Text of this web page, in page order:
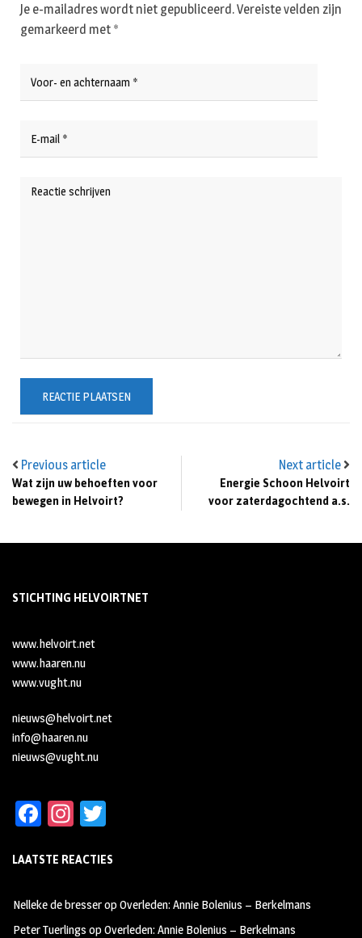
Previous article
Wat zijn uw behoeften voor
bewegen in Helvoirt?
Next article
Energie Schoon Helvoirt
voor zaterdagochtend a.s.
Je e-mailadres wordt niet gepubliceerd.Vereiste velden zijn
gemarkeerd met *
STICHTING HELVOIRTNET
www.helvoirt.net
www.haaren.nu
www.vught.nu
nieuws@helvoirt.net
info@haaren.nu
nieuws@vught.nu
Fa
b
oo
k
In
ag
m
tt
LAATSTE REACTIES
Nelleke de bresseropOverleden: Annie Bolenius – Berkelmans
Peter Tuerlings opOverleden: Annie Bolenius – Berkelmans